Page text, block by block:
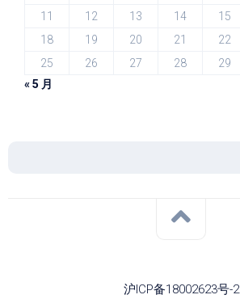
11
12 13 14 15
18
19 20 21 22
25
26 27 28 29
« 5 月
沪ICP备18002623号-2